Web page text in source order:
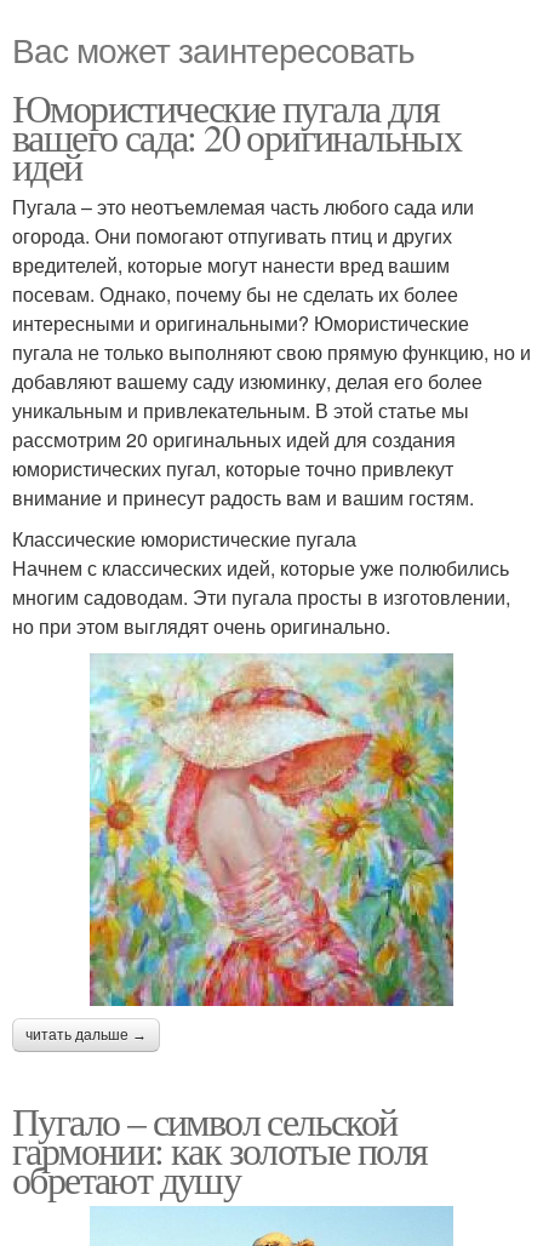
Вас может заинтересовать
Юмористические пугала для
вашего сада: 20 оригинальных
идей
Пугала – это неотъемлемая часть любого сада или
огорода. Они помогают отпугивать птиц и других
вредителей, которые могут нанести вред вашим
посевам. Однако, почему бы не сделать их более
интересными и оригинальными? Юмористические
пугала не только выполняют свою прямую функцию, но и
добавляют вашему саду изюминку, делая его более
уникальным и привлекательным. В этой статье мы
рассмотрим 20 оригинальных идей для создания
юмористических пугал, которые точно привлекут
внимание и принесут радость вам и вашим гостям.
Классические юмористические пугала
Начнем с классических идей, которые уже полюбились
многим садоводам. Эти пугала просты в изготовлении,
но при этом выглядят очень оригинально.
читать дальше →
Пугало – символ сельской
гармонии: как золотые поля
обретают душу